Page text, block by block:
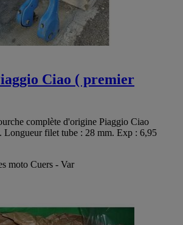
Ciao ( premier
complète d'origine Piaggio Ciao
Longueur filet tube : 28 mm. Exp : 6,95
moto Cuers - Var